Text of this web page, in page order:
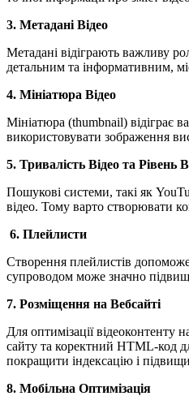
3. Метадані Відео
Метадані відіграють важливу
детальним та інформативним,
4. Мініатюра Відео
Мініатюра (thumbnail) відіграє
використовувати зображення
5. Тривалість Відео та Рівень
Пошукові системи, такі як
відео. Тому варто створювати
6. Плейлисти
Створення плейлистів
супроводом може значно
7. Розміщення на Вебсайті
Для оптимізації відеоконтенту
сайту та коректний HTML-код
покращити індексацію і
8. Мобільна Оптимізація